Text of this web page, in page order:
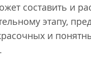
составить и
этапу,
и